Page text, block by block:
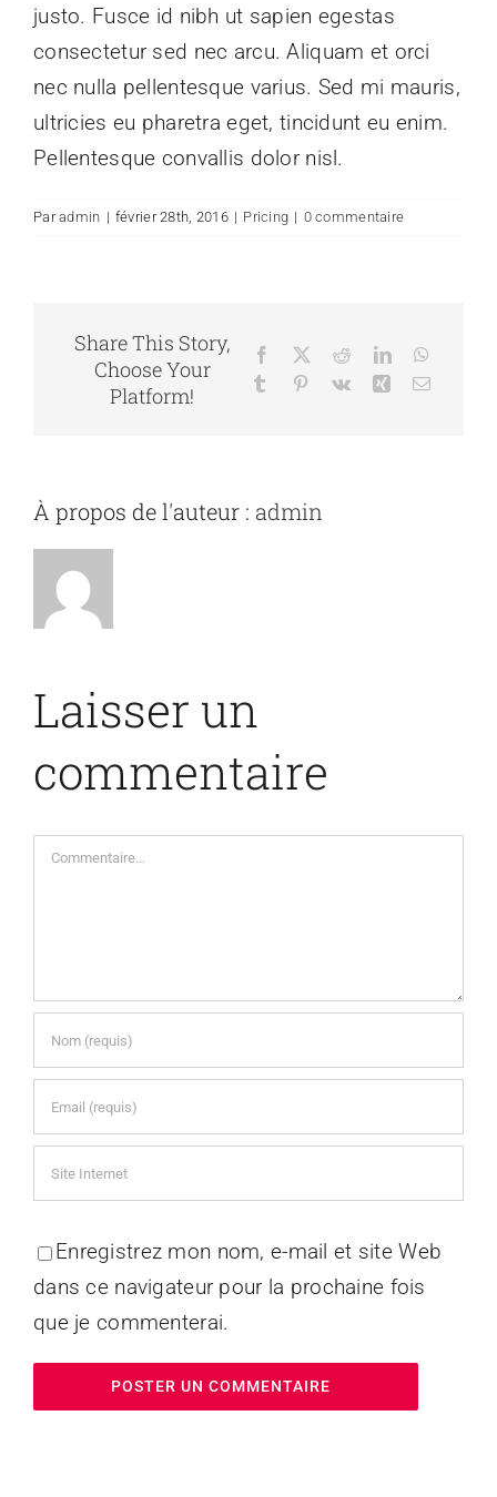
justo. Fusce id nibh ut sapien egestas
consectetur sed nec arcu. Aliquam et orci
nec nulla pellentesque varius. Sed mi mauris,
ultricies eu pharetra eget, tincidunt eu enim.
Pellentesque convallis dolor nisl.
Paradmin | février 28th, 2016 | Pricing | 0 commentaire
Share This Story,
Choose Your
Platform!
Facebook RedditLinkedIn
Tumblr Pinterest
Vk XingEmail
À propos de l'auteur : admin
Laisser un
commentaire
Commentaire
Enregistrez mon nom, e-mail et site Web
dans ce navigateur pour la prochaine fois
que je commenterai.